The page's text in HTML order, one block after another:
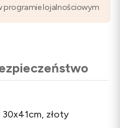
programie lojalnościowym
złoty